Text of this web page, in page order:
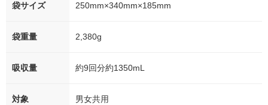
袋サイズ 250mm×340mm×185mm
袋重量 2,380g
吸収量 約9回分約1350mL
対象 男女共用